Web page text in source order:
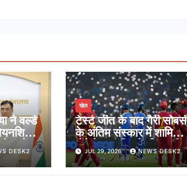
ने वर्ल्ड
वाले
DESK2
खेल
टेस्ट जीत के बाद गैरी सोबर्स
के अंतिम संस्कार में शामिल
होंगे वेस्टइंडीज के खिलाड़ी
JUL 29, 2026 NEWS DESK2